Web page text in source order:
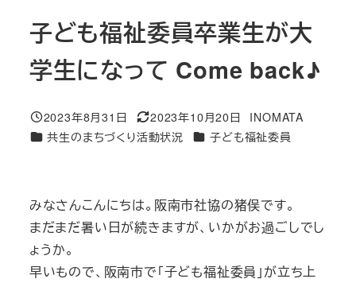
子ども福祉委員卒業生が大
学生になって Come back♪
投稿日
2023年8月31日
更新日
2023年10月20日
著
者
INOMATA
カテゴリー
共生のまちづくり活動状況 カテゴリー
子ども福祉委員
みなさんこんにちは。阪南市社協の猪俣です。
まだまだ暑い日が続きますが、いかがお過ごしでし
ょうか。
早いもので、阪南市で「子ども福祉委員」が立ち上